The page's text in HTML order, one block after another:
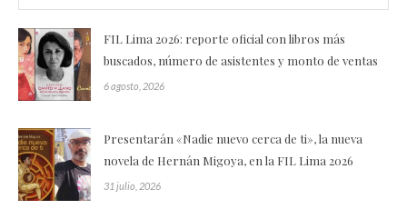
FIL Lima 2026: reporte oficial con libros más
buscados, número de asistentes y monto de ventas
6 agosto, 2026
Presentarán «Nadie nuevo cerca de ti», la nueva
novela de Hernán Migoya, en la FIL Lima 2026
31 julio, 2026